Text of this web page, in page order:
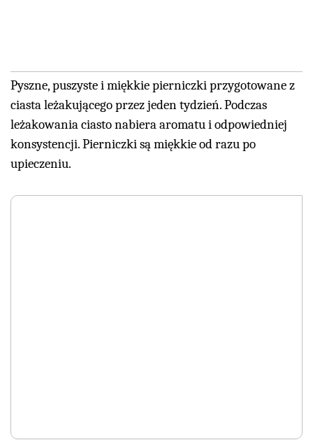
Pyszne, puszyste i miękkie pierniczki przygotowane z
ciasta leżakującego przez jeden tydzień. Podczas
leżakowania ciasto nabiera aromatu i odpowiedniej
konsystencji. Pierniczki są miękkie od razu po
upieczeniu.